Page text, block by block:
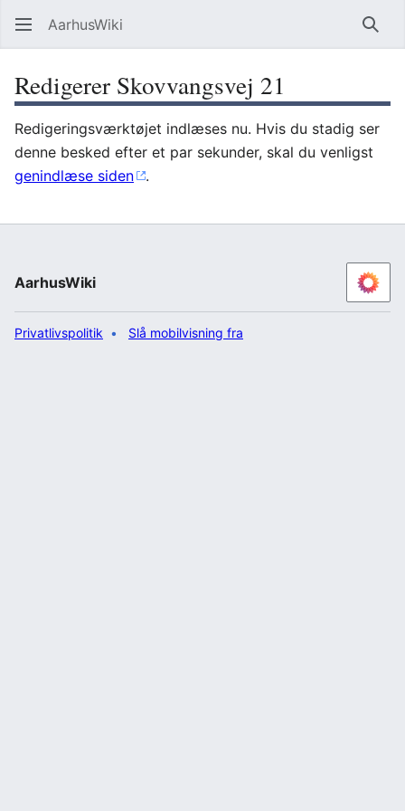
AarhusWiki Søg
Redigerer Skovvangsvej 21
Redigeringsværktøjet indlæses nu. Hvis du stadig ser
denne besked efter et par sekunder, skal du venligst
genindlæse siden
.
AarhusWiki
Privatlivspolitik Slå mobilvisning fra